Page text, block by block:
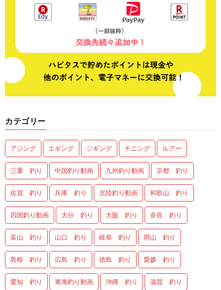
カテゴリー
アジング エギング ジギング チニング ルアー
三重 釣り 中国釣り動画 九州釣り動画 京都 釣り
佐賀 釣り 兵庫 釣り 北陸釣り動画 和歌山 釣り
四国釣り動画 大分 釣り 大阪 釣り 奈良 釣り
富山 釣り 山口 釣り 岐阜 釣り 岡山 釣り
島根 釣り 広島 釣り 徳島 釣り 愛媛 釣り
愛知 釣り 東海釣り動画 沖縄 釣り 滋賀 釣り